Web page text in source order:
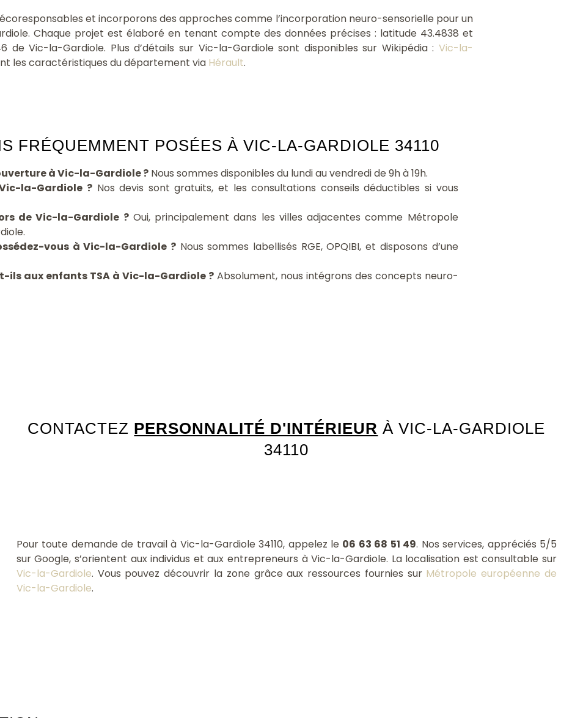
et incorporons des approches comme l’incorporation neuro-sensorielle pour un
Chaque projet est élaboré en tenant compte des données précises : latitude 43.4838 et
de Vic-la-Gardiole. Plus d’détails sur Vic-la-Gardiole sont disponibles sur Wikipédia : Vic-la-
les caractéristiques du département via Hérault.
FRÉQUEMMENT POSÉES À VIC-LA-GARDIOLE 34110
à Vic-la-Gardiole ?Nous sommes disponibles du lundi au vendredi de 9h à 19h.
la-Gardiole ? Nos devis sont gratuits, et les consultations conseils déductibles si vous
de Vic-la-Gardiole ?Oui, principalement dans les villes adjacentes comme Métropole
vous à Vic-la-Gardiole ?Nous sommes labellisés RGE, OPQIBI, et disposons d’une
ils aux enfants TSA à Vic-la-Gardiole ?Absolument, nous intégrons des concepts neuro-
CONTACTEZ PERSONNALITÉ D'INTÉRIEUR À VIC-LA-GARDIOLE
34110
Pour toute demande de travail à Vic-la-Gardiole 34110, appelez le 06 63 68 51 49. Nos services, appréciés 5/5
sur Google, s’orientent aux individus et aux entrepreneurs à Vic-la-Gardiole. La localisation est consultable sur
Vic-la-Gardiole. Vous pouvez découvrir la zone grâce aux ressources fournies sur Métropole européenne de
Vic-la-Gardiole.